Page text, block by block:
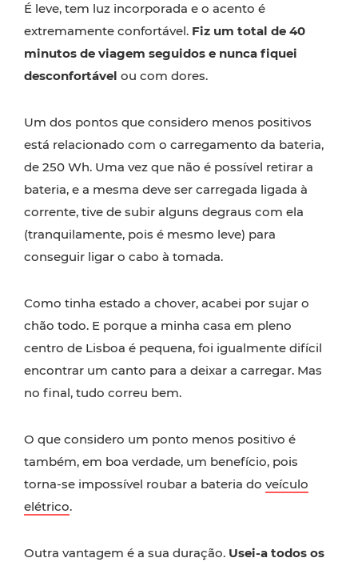
É leve, tem luz incorporada e o acento é
extremamente confortável. Fiz um total de 40
minutos de viagem seguidos e nunca fiquei
desconfortável ou com dores.
Um dos pontos que considero menos positivos
está relacionado com o carregamento da bateria,
de 250 Wh. Uma vez que não é possível retirar a
bateria, e a mesma deve ser carregada ligada à
corrente, tive de subir alguns degraus com ela
(tranquilamente, pois é mesmo leve) para
conseguir ligar o cabo à tomada.
Como tinha estado a chover, acabei por sujar o
chão todo. E porque a minha casa em pleno
centro de Lisboa é pequena, foi igualmente difícil
encontrar um canto para a deixar a carregar. Mas
no final, tudo correu bem.
O que considero um ponto menos positivo é
também, em boa verdade, um benefício, pois
torna-se impossível roubar a bateria do veículo
elétrico.
Outra vantagem é a sua duração. Usei-a todos os